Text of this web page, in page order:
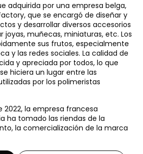
adquirida por una empresa belga,
que se encargó de diseñar y
y desarrollar diversos accesorios
joyas, muñecas, miniaturas, etc. Los
sus frutos, especialmente
y las redes sociales. La calidad de
y apreciada por todos, lo que
hiciera un lugar entre las
por los polimeristas
2022, la empresa francesa
ha tomado las riendas de la
la comercialización de la marca